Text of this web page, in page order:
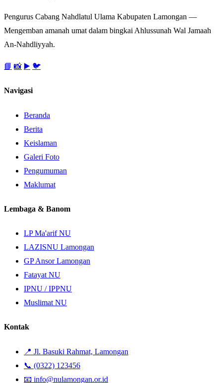
Pengurus Cabang Nahdlatul Ulama Kabupaten Lamongan —
Mengemban amanah umat dalam bingkai Ahlussunah Wal Jamaah
An-Nahdliyyah.
📘 📸 ▶️ 🐦
Navigasi
Beranda
Berita
Keislaman
Galeri Foto
Pengumuman
Maklumat
Lembaga & Banom
LP Ma'arif NU
LAZISNU Lamongan
GP Ansor Lamongan
Fatayat NU
IPNU / IPPNU
Muslimat NU
Kontak
📍 Jl. Basuki Rahmat, Lamongan
📞 (0322) 123456
📧 info@nulamongan.or.id